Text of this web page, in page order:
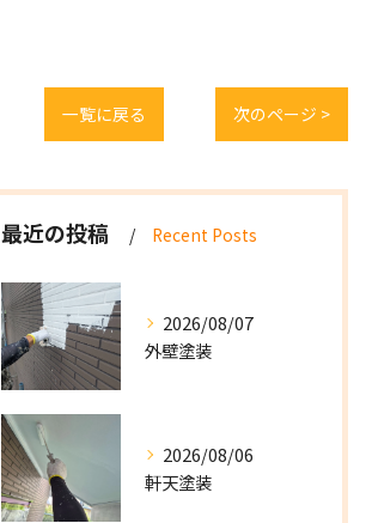
一覧に戻る 次のページ >
最近の投稿 Recent Posts
2026/08/07
外壁塗装
2026/08/06
軒天塗装